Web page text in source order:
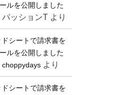
ルを公開しました
パッションT より
ドシートで請求書を
ルを公開しました
choppydays より
ドシートで請求書を